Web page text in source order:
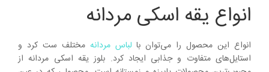
t
o
n
انواع یقه اسکی مردانه
انواع این محصول را می‌توان با لباس‌ مردانه مختلف ست کرد و
استایل‌های متفاوت و جذابی ایجاد کرد. بلوز یقه اسکی مردانه از